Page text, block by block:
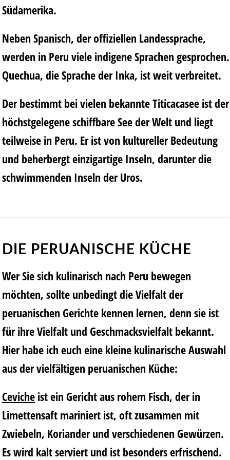
Südamerika.
Neben Spanisch, der offiziellen Landessprache,
werden in Peru viele indigene Sprachen gesprochen.
Quechua, die Sprache der Inka, ist weit verbreitet.
Der bestimmt bei vielen bekannte Titicacasee ist der
höchstgelegene schiffbare See der Welt und liegt
teilweise in Peru. Er ist von kultureller Bedeutung
und beherbergt einzigartige Inseln, darunter die
schwimmenden Inseln der Uros.
DIE PERUANISCHE KÜCHE
Wer Sie sich kulinarisch nach Peru bewegen
möchten, sollte unbedingt die Vielfalt der
peruanischen Gerichte kennen lernen, denn sie ist
für ihre Vielfalt und Geschmacksvielfalt bekannt.
Hier habe ich euch eine kleine kulinarische Auswahl
aus der vielfältigen peruanischen Küche:
Ceviche ist ein Gericht aus rohem Fisch, der in
Limettensaft mariniert ist, oft zusammen mit
Zwiebeln, Koriander und verschiedenen Gewürzen.
Es wird kalt serviert und ist besonders erfrischend.